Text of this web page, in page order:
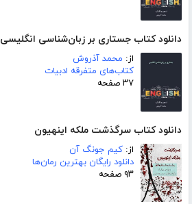
دانلود کتاب جستاری بر زبان‌شناسی انگلیسی
از: محمد آذروش
کتاب‌های متفرقه ادبیات
۳۷ صفحه
دانلود کتاب سرگذشت ملکه اینهیون
از: کیم جونگ آن
دانلود رایگان بهترین رمان‌ها
۹۳ صفحه